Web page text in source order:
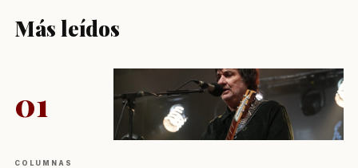
Más leídos
01
COLUMNAS